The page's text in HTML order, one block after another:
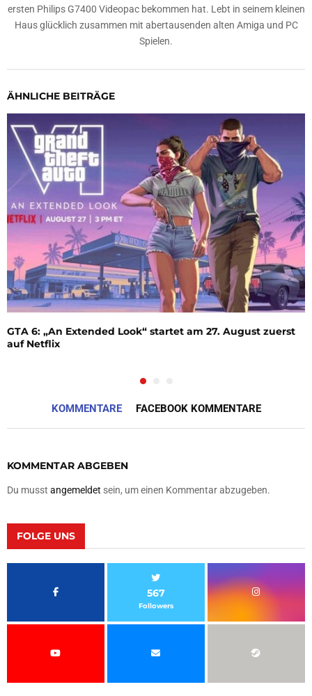
ersten Philips G7400 Videopac bekommen hat. Lebt in seinem kleinen
Haus glücklich zusammen mit abertausenden alten Amiga und PC
Spielen.
ÄHNLICHE BEITRÄGE
GTA 6: „An Extended Look“ startet am 27. August zuerst
auf Netflix
KOMMENTARE FACEBOOK KOMMENTARE
KOMMENTAR ABGEBEN
Du musst angemeldet sein, um einen Kommentar abzugeben.
FOLGE UNS
567
Followers